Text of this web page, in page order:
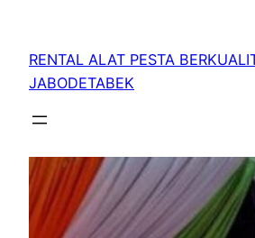
RENTAL ALAT PESTA
JABODETABEK